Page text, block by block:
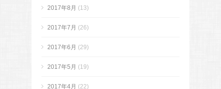
2017年8月 (13)
2017年7月 (26)
2017年6月 (29)
2017年5月 (19)
2017年4月 (22)